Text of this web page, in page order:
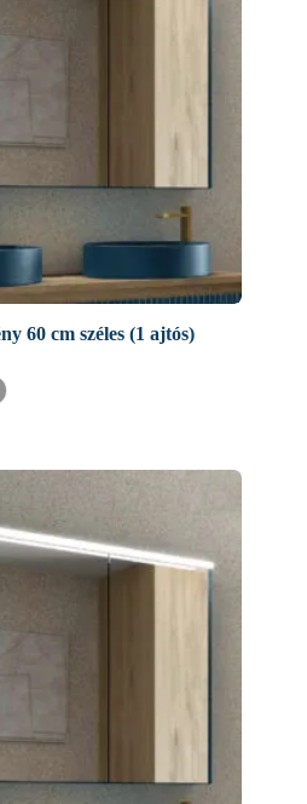
60 cm széles (1 ajtós)